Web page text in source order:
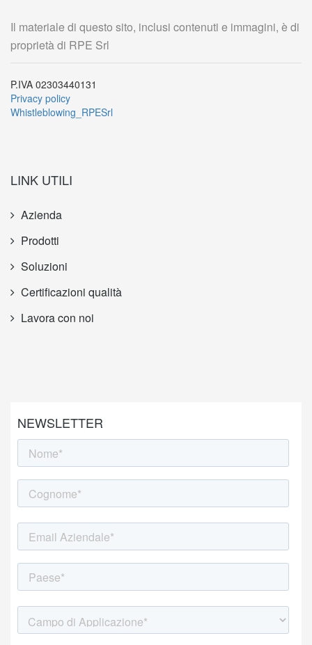
Il materiale di questo sito, inclusi contenuti e immagini, è di
proprietà di RPE Srl
P.IVA 02303440131
Privacy policy
Whistleblowing_RPESrl
LINK UTILI
Azienda
Prodotti
Soluzioni
Certificazioni qualità
Lavora con noi
NEWSLETTER